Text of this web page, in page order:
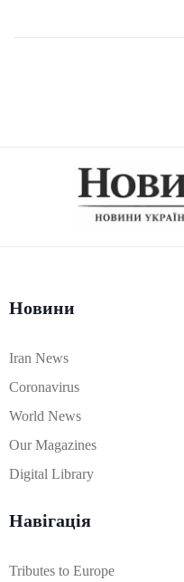
Новини
Iran News
Coronavirus
World News
Our Magazines
Digital Library
Навігація
Tributes to Europe